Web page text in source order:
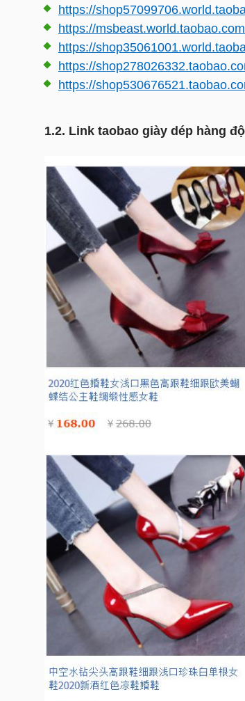
https://
https://
https://
https://
https://
1.2. Link taobao giày dép hàng